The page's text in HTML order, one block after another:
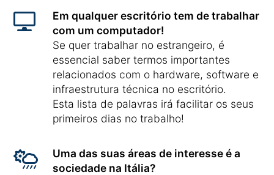
Em qualquer escritório tem de trabalhar
com um computador!
Se quer trabalhar no estrangeiro, é
essencial saber termos importantes
relacionados com o hardware, software e
infraestrutura técnica no escritório.
Esta lista de palavras irá facilitar os seus
primeiros dias no trabalho!
Uma das suas áreas de interesse é a
sociedade na Itália?